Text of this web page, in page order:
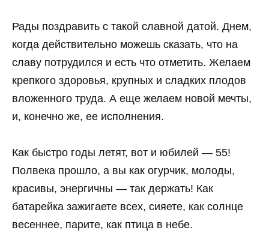
Рады поздравить с такой славной датой. Днем,
когда действительно можешь сказать, что на
славу потрудился и есть что отметить. Желаем
крепкого здоровья, крупных и сладких плодов
вложенного труда. А еще желаем новой мечты,
и, конечно же, ее исполнения.
Как быстро годы летят, вот и юбилей — 55!
Полвека прошло, а вы как огурчик, молоды,
красивы, энергичны — так держать! Как
батарейка зажигаете всех, сияете, как солнце
весеннее, парите, как птица в небе.